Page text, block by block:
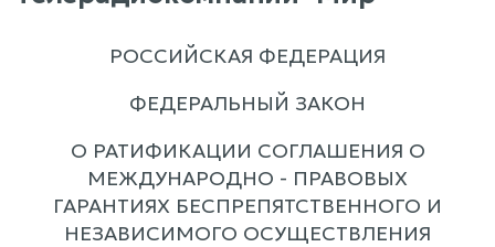
РОССИЙСКАЯ ФЕДЕРАЦИЯ
ФЕДЕРАЛЬНЫЙ ЗАКОН
О РАТИФИКАЦИИ СОГЛАШЕНИЯ О
МЕЖДУНАРОДНО - ПРАВОВЫХ
ГАРАНТИЯХ БЕСПРЕПЯТСТВЕННОГО И
НЕЗАВИСИМОГО ОСУЩЕСТВЛЕНИЯ